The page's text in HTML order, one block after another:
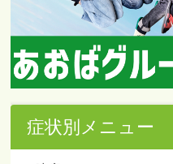
症状別メニュー